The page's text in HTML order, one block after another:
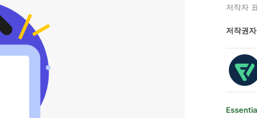
저작자
저작권